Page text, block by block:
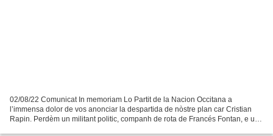
02/08/22 Comunicat In memoriam Lo Partit de la Nacion Occitana a
l’immensa dolor de vos anonciar la despartida de nòstre plan car Cristian
Rapin. Perdèm un militant politic, companh de rota de Francés Fontan, e un